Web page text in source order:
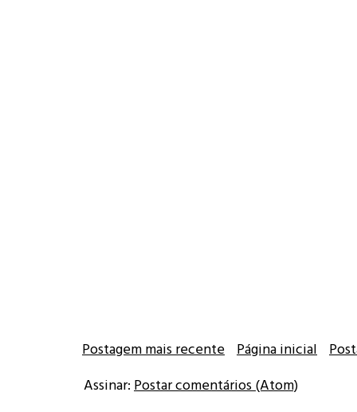
Postagem mais recente Página inicial
Assinar: Postar comentários (Atom)